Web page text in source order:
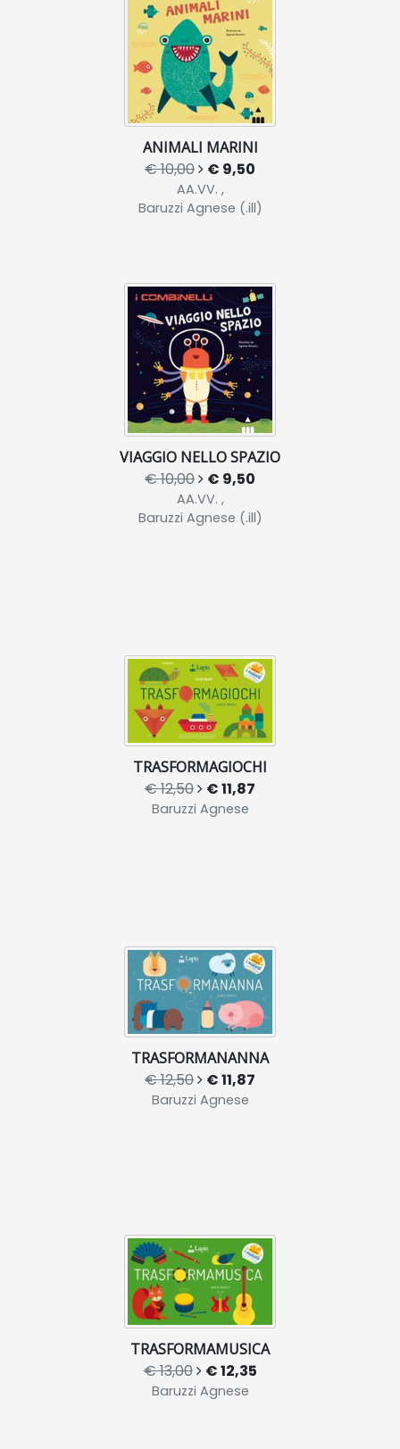
ANIMALI MARINI
€ 10,00 € 9,50
AA.VV. ,
Baruzzi Agnese (.ill)
VIAGGIO NELLO SPAZIO
€ 10,00 € 9,50
AA.VV. ,
Baruzzi Agnese (.ill)
TRASFORMAGIOCHI
€ 12,50 € 11,87
Baruzzi Agnese
TRASFORMANANNA
€ 12,50 € 11,87
Baruzzi Agnese
TRASFORMAMUSICA
€ 13,00 € 12,35
Baruzzi Agnese